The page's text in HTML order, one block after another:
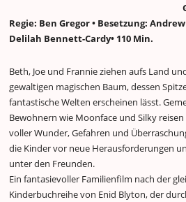
Regie: Ben Gregor • Besetzung:
Delilah Bennett-Cardy• 110 Min.
Beth, Joe und Frannie ziehen aufs Land
gewaltigen magischen Baum, dessen
fantastische Welten erscheinen lässt.
Bewohnern wie Moonface und Silky
voller Wunder, Gefahren und
die Kinder vor neue Herausforderungen
unter den Freunden.
Ein fantasievoller Familienfilm nach der
Kinderbuchreihe von Enid Blyton, der